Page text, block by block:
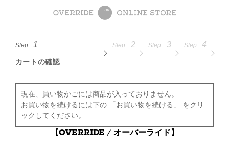
Step_ 1
カートの確認
Step_ 2 Step_ 3 Step_ 4
現在、買い物かごには商品が入っておりません。
お買い物を続けるには下の 「お買い物を続ける」 をクリ
ックしてください。
【OVERRIDE / オーバーライド】